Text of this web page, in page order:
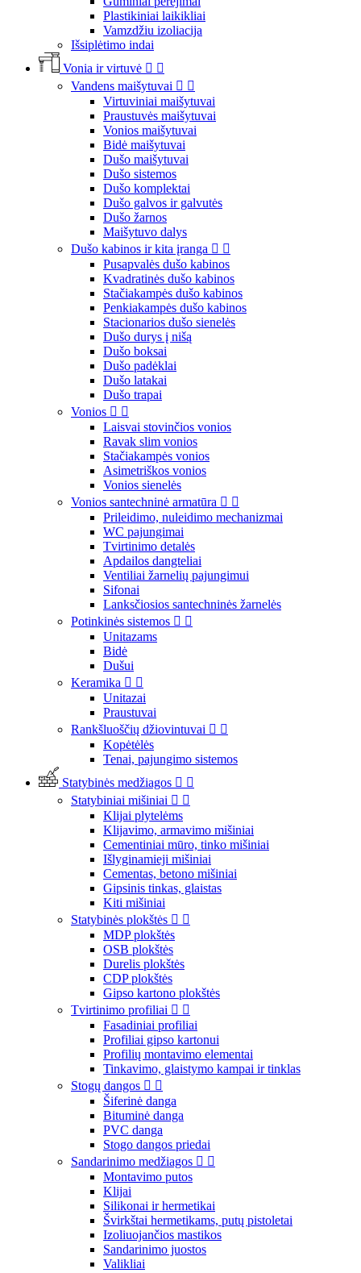
Plastikiniai laikikliai
Vamzdžiu izoliacija
Išsiplėtimo indai
Vonia ir virtuvė  
Vandens maišytuvai  
Virtuviniai maišytuvai
Praustuvės maišytuvai
Vonios maišytuvai
Bidė maišytuvai
Dušo maišytuvai
Dušo sistemos
Dušo komplektai
Dušo galvos ir galvutės
Dušo žarnos
Maišytuvo dalys
Dušo kabinos ir kita įranga  
Pusapvalės dušo kabinos
Kvadratinės dušo kabinos
Stačiakampės dušo kabinos
Penkiakampės dušo kabinos
Stacionarios dušo sienelės
Dušo durys į nišą
Dušo boksai
Dušo padėklai
Dušo latakai
Dušo trapai
Vonios  
Laisvai stovinčios vonios
Ravak slim vonios
Stačiakampės vonios
Asimetriškos vonios
Vonios sienelės
Vonios santechninė armatūra  
Prileidimo, nuleidimo mechanizmai
WC pajungimai
Tvirtinimo detalės
Apdailos dangteliai
Ventiliai žarnelių pajungimui
Sifonai
Lanksčiosios santechninės žarnelės
Potinkinės sistemos  
Unitazams
Bidė
Dušui
Keramika  
Unitazai
Praustuvai
Rankšluoščių džiovintuvai  
Kopėtėlės
Tenai, pajungimo sistemos
Statybinės medžiagos  
Statybiniai mišiniai  
Klijai plytelėms
Klijavimo, armavimo mišiniai
Cementiniai mūro, tinko mišiniai
Išlyginamieji mišiniai
Cementas, betono mišiniai
Gipsinis tinkas, glaistas
Kiti mišiniai
Statybinės plokštės  
MDP plokštės
OSB plokštės
Durelis plokštės
CDP plokštės
Gipso kartono plokštės
Tvirtinimo profiliai  
Fasadiniai profiliai
Profiliai gipso kartonui
Profilių montavimo elementai
Tinkavimo, glaistymo kampai ir tinklas
Stogų dangos  
Šiferinė danga
Bituminė danga
PVC danga
Stogo dangos priedai
Sandarinimo medžiagos  
Montavimo putos
Klijai
Silikonai ir hermetikai
Švirkštai hermetikams, putų pistoletai
Izoliuojančios mastikos
Sandarinimo juostos
Valikliai